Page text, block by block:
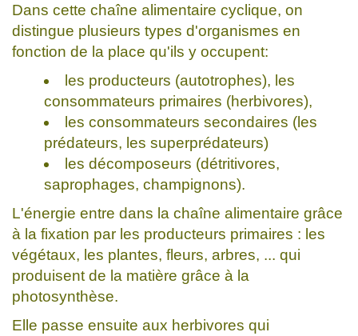
Dans cette chaîne alimentaire cyclique, on
distingue plusieurs types d'organismes en
fonction de la place qu'ils y occupent:
les producteurs (autotrophes), les
consommateurs primaires (herbivores),
les consommateurs secondaires (les
prédateurs, les superprédateurs)
les décomposeurs (détritivores,
saprophages, champignons).
L'énergie entre dans la chaîne alimentaire grâce
à la fixation par les producteurs primaires : les
végétaux, les plantes, fleurs, arbres, ... qui
produisent de la matière grâce à la
photosynthèse.
Elle passe ensuite aux herbivores qui